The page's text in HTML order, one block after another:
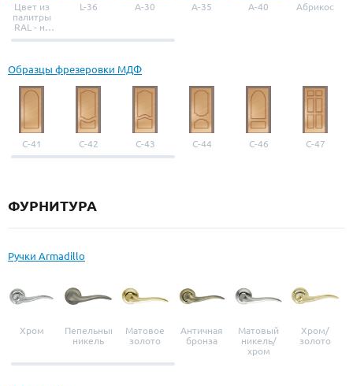
Цвет из
палитры
RAL - на
выбор
L-36 A-30 A-35 A-40 Абрикос
Образцы фрезеровки МДФ
С-41 С-42 С-43 С-44 С-46 С-47
ФУРНИТУРА
Ручки Armadillo
Хром
Пепельный
никель
Матовое
золото
Античная
бронза
Матовый
никель/
хром
Хром/
золото